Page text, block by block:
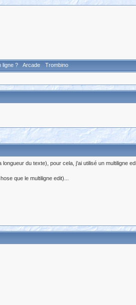
ligne ? Arcade Trombino
du texte), pour cela, j'ai utilisé un multiligne
que le multiligne edit)...